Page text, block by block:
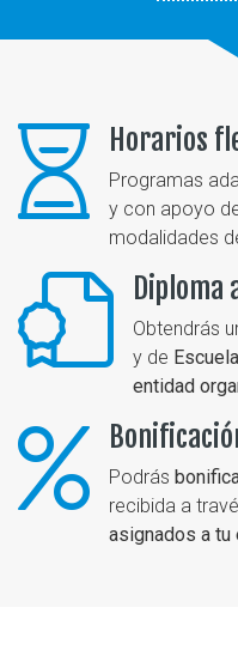
Horarios
Programas
y con apoyo
modalidades
Obtendrás
y de
entidad
Podrás
recibida a
asignados a tu